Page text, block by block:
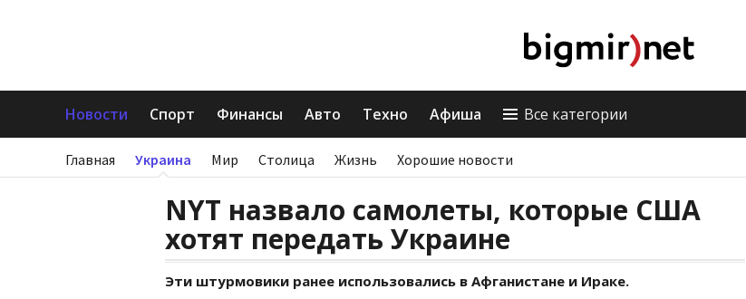
Новости Спорт Финансы Авто Техно Афиша Все категории
Главная Украина Мир Столица Жизнь Хорошие новости
NYT назвало самолеты, которые США
хотят передать Украине
Эти штурмовики ранее использовались в Афганистане и Ираке.